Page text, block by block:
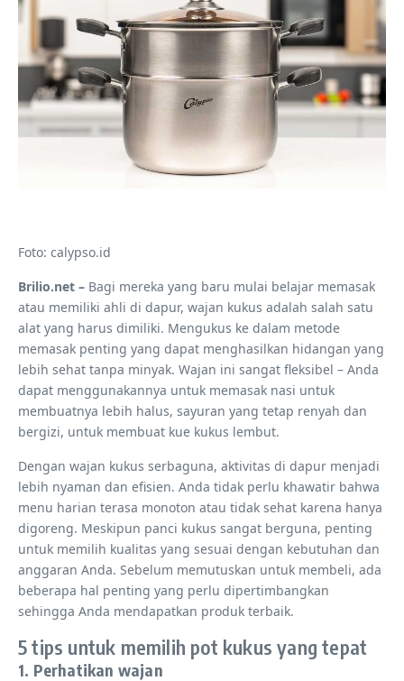
Foto: calypso.id
Brilio.net – Bagi mereka yang baru mulai belajar memasak
atau memiliki ahli di dapur, wajan kukus adalah salah satu
alat yang harus dimiliki. Mengukus ke dalam metode
memasak penting yang dapat menghasilkan hidangan yang
lebih sehat tanpa minyak. Wajan ini sangat fleksibel – Anda
dapat menggunakannya untuk memasak nasi untuk
membuatnya lebih halus, sayuran yang tetap renyah dan
bergizi, untuk membuat kue kukus lembut.
Dengan wajan kukus serbaguna, aktivitas di dapur menjadi
lebih nyaman dan efisien. Anda tidak perlu khawatir bahwa
menu harian terasa monoton atau tidak sehat karena hanya
digoreng. Meskipun panci kukus sangat berguna, penting
untuk memilih kualitas yang sesuai dengan kebutuhan dan
anggaran Anda. Sebelum memutuskan untuk membeli, ada
beberapa hal penting yang perlu dipertimbangkan
sehingga Anda mendapatkan produk terbaik.
5 tips untuk memilih pot kukus yang tepat
1. Perhatikan wajan